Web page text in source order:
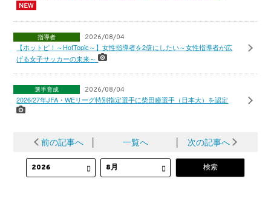
指導者 2026/08/04
【ホットピ！～HotTopic～】女性指導者を2倍にしたい～女性指導者が広
げる女子サッカーの未来～
選手育成 2026/08/04
2026/27年JFA・WEリーグ特別指定選手に柴田瞳選手（日本大）を認定
前の記事へ │ 一覧へ │ 次の記事へ